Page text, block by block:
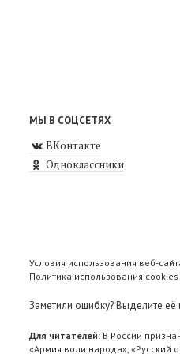
МЫ В СОЦСЕТЯХ
ВКонтакте
Одноклассники
Условия использования веб-
Политика использования cookies
Заметили ошибку? Выделите её
Для читателей: В России
«Армия воли народа», «Русский